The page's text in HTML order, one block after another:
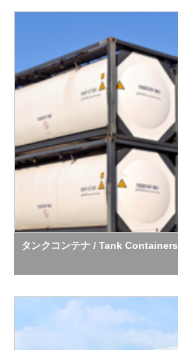
タンクコンテナ / Tank Containers